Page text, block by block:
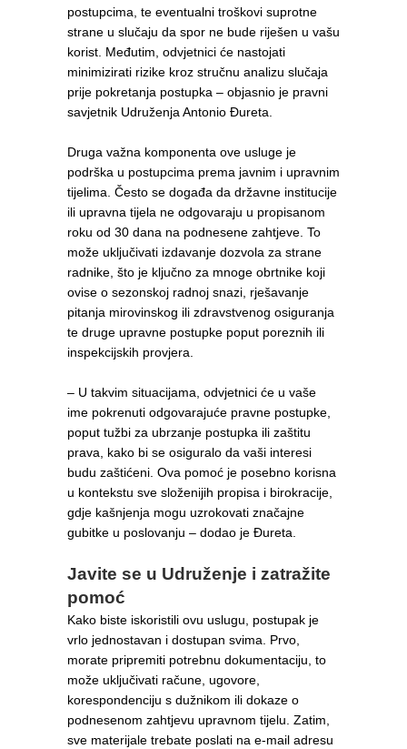
postupcima, te eventualni troškovi suprotne
strane u slučaju da spor ne bude riješen u vašu
korist. Međutim, odvjetnici će nastojati
minimizirati rizike kroz stručnu analizu slučaja
prije pokretanja postupka – objasnio je pravni
savjetnik Udruženja Antonio Đureta.
Druga važna komponenta ove usluge je
podrška u postupcima prema javnim i upravnim
tijelima. Često se događa da državne institucije
ili upravna tijela ne odgovaraju u propisanom
roku od 30 dana na podnesene zahtjeve. To
može uključivati izdavanje dozvola za strane
radnike, što je ključno za mnoge obrtnike koji
ovise o sezonskoj radnoj snazi, rješavanje
pitanja mirovinskog ili zdravstvenog osiguranja
te druge upravne postupke poput poreznih ili
inspekcijskih provjera.
– U takvim situacijama, odvjetnici će u vaše
ime pokrenuti odgovarajuće pravne postupke,
poput tužbi za ubrzanje postupka ili zaštitu
prava, kako bi se osiguralo da vaši interesi
budu zaštićeni. Ova pomoć je posebno korisna
u kontekstu sve složenijih propisa i birokracije,
gdje kašnjenja mogu uzrokovati značajne
gubitke u poslovanju – dodao je Đureta.
Javite se u Udruženje i zatražite
pomoć
Kako biste iskoristili ovu uslugu, postupak je
vrlo jednostavan i dostupan svima. Prvo,
morate pripremiti potrebnu dokumentaciju, to
može uključivati račune, ugovore,
korespondenciju s dužnikom ili dokaze o
podnesenom zahtjevu upravnom tijelu. Zatim,
sve materijale trebate poslati na e-mail adresu